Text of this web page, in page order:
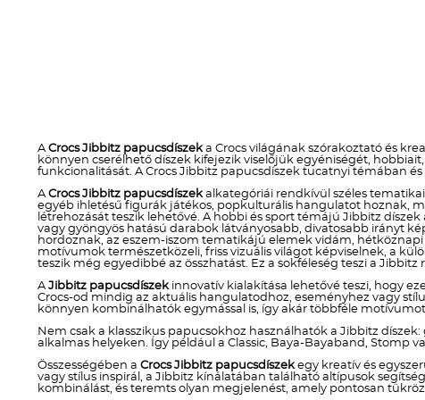
ACrocs Jibbitz papucsdíszeka Crocs világának szórakoztató és
könnyen cserélhető díszek kifejezik viselőjük egyéniségét,
funkcionalitását. A Crocs Jibbitz papucsdíszek tucatnyi témában
ACrocs Jibbitz papucsdíszekalkategóriái rendkívül széles
egyéb ihletésű figurák játékos, popkulturális hangulatot hoznak,
létrehozását teszik lehetővé. A hobbi és sport témájú Jibbitz
vagy gyöngyös hatású darabok látványosabb, divatosabb irányt
hordoznak, az eszem-iszom tematikájú elemek vidám,
motívumok természetközeli, friss vizuális világot képviselnek, a
teszik még egyedibbé az összhatást. Ez a sokféleség teszi a
AJibbitz papucsdíszekinnovatív kialakítása lehetővé teszi, hogy
Crocs-od mindig az aktuális hangulatodhoz, eseményhez vagy
könnyen kombinálhatók egymással is, így akár többféle motívumot
Nem csak a klasszikus papucsokhoz használhatók a Jibbitz
alkalmas helyeken. Így például a Classic, Baya-Bayaband, Stomp
Összességében a Crocs Jibbitz papucsdíszekegy kreatív és
vagy stílus inspirál, a Jibbitz kínálatában található altípusok
kombinálást, és teremts olyan megjelenést, amely pontosan